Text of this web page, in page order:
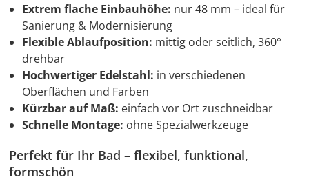
Extrem flache Einbauhöhe: nur 48 mm – ideal für
Sanierung & Modernisierung
Flexible Ablaufposition: mittig oder seitlich, 360°
drehbar
Hochwertiger Edelstahl: in verschiedenen
Oberflächen und Farben
Kürzbar auf Maß: einfach vor Ort zuschneidbar
Schnelle Montage: ohne Spezialwerkzeuge
Perfekt für Ihr Bad – flexibel, funktional,
formschön